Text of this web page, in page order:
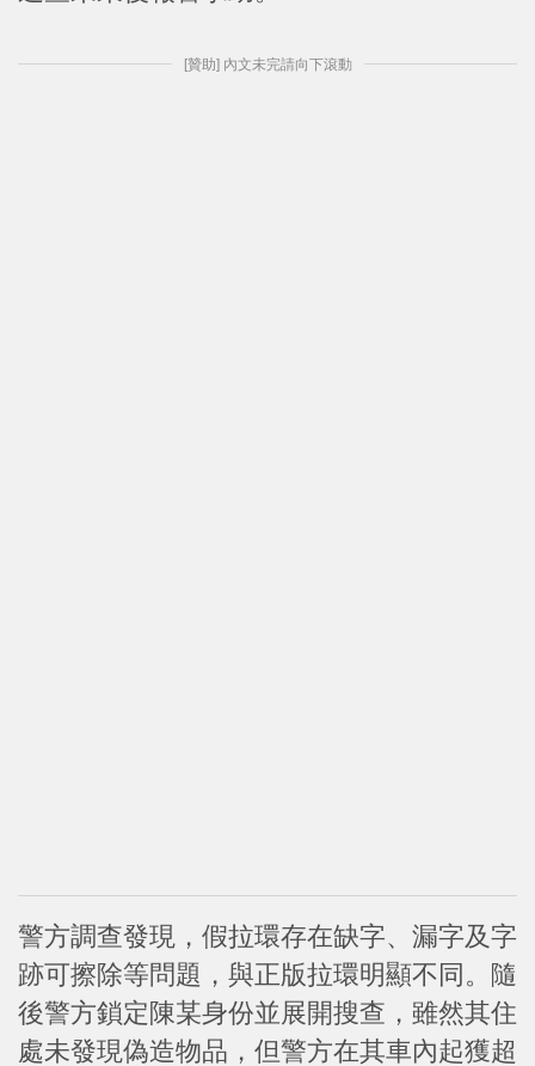
[贊助] 內文未完請向下滾動
警方調查發現，假拉環存在缺字、漏字及字
跡可擦除等問題，與正版拉環明顯不同。隨
後警方鎖定陳某身份並展開搜查，雖然其住
處未發現偽造物品，但警方在其車內起獲超